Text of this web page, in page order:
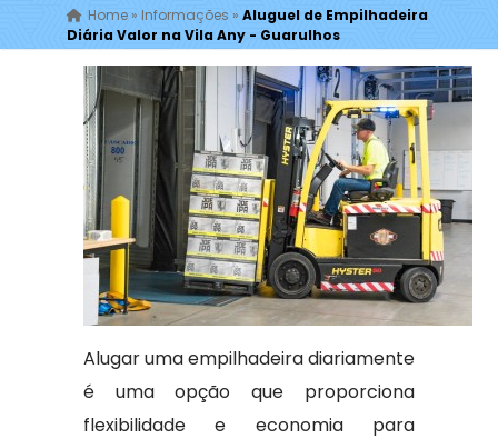
Home» Informações » Aluguel de Empilhadeira
Diária Valor na Vila Any - Guarulhos
Alugar uma empilhadeira diariamente
é uma opção que proporciona
flexibilidade e economia para